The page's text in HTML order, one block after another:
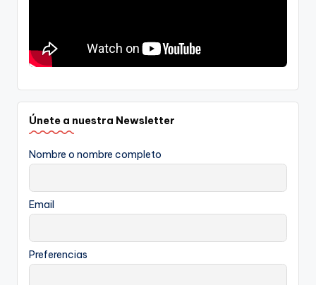
Únete a nuestra Newsletter
Nombre o nombre completo
Email
Preferencias